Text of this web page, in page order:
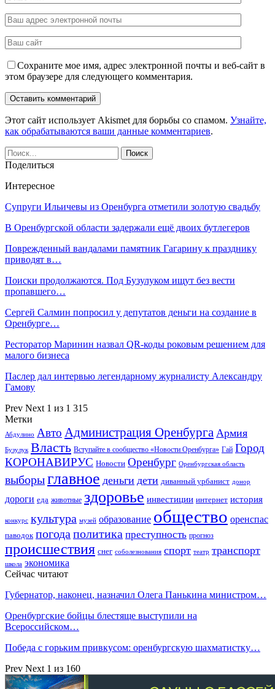
Сохраните мое имя, адрес электронной почты и веб-сайт в
этом браузере для следующего комментария.
Этот сайт использует Akismet для борьбы со спамом. Узнайте,
как обрабатываются ваши данные комментариев.
Поделиться
Интересное
Супруги Ильичевы из Оренбурга отметили золотую свадьбу
В Оренбургской области задержали ещё двоих бутлегеров
Поврежденный вандалами памятник Гагарину к празднику
приводят в…
Поиски продолжаются. Под Бузулуком ищут без вести
пропавшего…
Сергей Салмин попросил у депутатов деньги на создание в
Оренбурге…
Ресторатор Маринин назвал QR-коды роковым решением для
малого бизнеса
Паслер дал интервью легендарному журналисту Александру
Гамову
Prev Next 1 из 1 315
Метки
Абдулино Авто Администрация Оренбурга Армия
Бузулук Власть Вступайте в сообщество «Новости Оренбурга» Гай Город
КОРОНАВИРУС Новости Оренбург Оренбургская область
выборыглавное деньги дети диванный урбанист донор
дороги еда животные здоровье инвестиции интернет история
конкурс культура музей образование общество оренспас
паводок погода политика преступность прогноз
происшествия снег соболезнования спорт театр транспорт
школа экономика
Сейчас читают
Губернатор, наконец, назначил Олега Панькина министром…
Оренбургские бойцы блестяще выступили на
Всероссийском…
Победа с горьким привкусом: оренбургскую шахматистку…
Prev Next 1 из 160